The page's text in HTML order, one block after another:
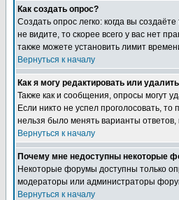
Как создать опрос?
Создать опрос легко: когда вы
не видите, то скорее всего у вас нет
также можете установить лимит
Вернуться к началу
Как я могу редактировать или
Также как и сообщения, опросы могут
Если никто не успел проголосовать,
нельзя было менять варианты
Вернуться к началу
Почему мне недоступны некоторые
Некоторые форумы доступны только
модераторы или администраторы
Вернуться к началу